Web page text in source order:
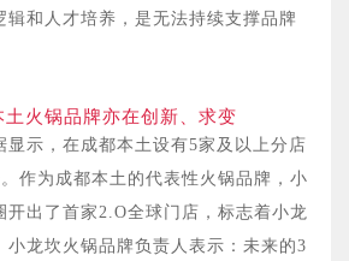
辑和人才培养，是无法持续支撑品牌
火锅品牌亦在创新、求变
显示，在成都本土设有5家及以上分店
作为成都本土的代表性火锅品牌，小
开出了首家2.O全球门店，标志着小龙
小龙坎火锅品牌负责人表示：未来的3